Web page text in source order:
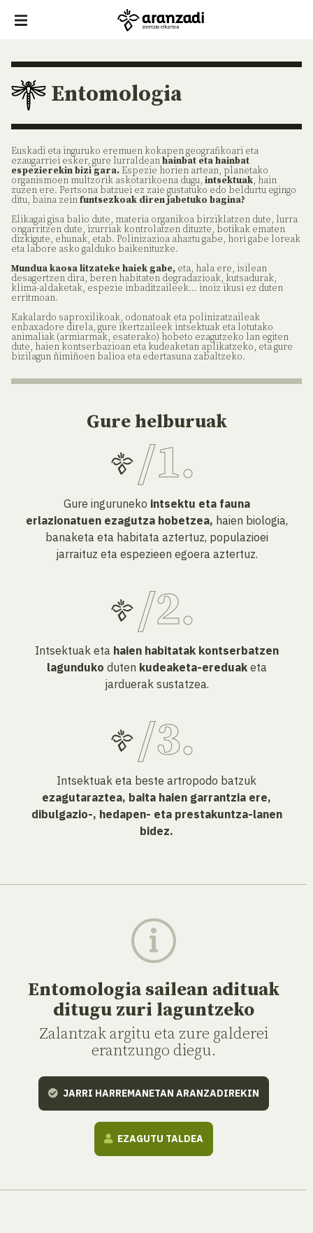
Entomologia
Euskadi eta inguruko eremuen kokapen geografikoari eta
ezaugarriei esker, gure lurraldeanhainbat eta hainbat
espezierekin bizi gara. Espezie horien artean, planetako
organismoen multzorik askotarikoena dugu, intsektuak, hain
zuzen ere. Pertsona batzuei ez zaie gustatuko edo beldurtu egingo
ditu, baina zeinfuntsezkoak diren jabetuko bagina?
Elikagai gisa balio dute, materia organikoa birziklatzen dute, lurra
ongarritzen dute, izurriak kontrolatzen dituzte, botikak ematen
dizkigute, ehunak, etab. Polinizazioa ahaztu gabe, hori gabe loreak
eta labore asko galduko baikenituzke.
Mundua kaosa litzateke haiek gabe, eta, hala ere, isilean
desagertzen dira, beren habitaten degradazioak, kutsadurak,
klima-aldaketak, espezie inbaditzaileek... inoiz ikusi ez duten
erritmoan.
Kakalardo saproxilikoak, odonatoak eta polinizatzaileak
enbaxadore direla, gure ikertzaileek intsektuak eta lotutako
animaliak (armiarmak, esaterako) hobeto ezagutzeko lan egiten
dute, haien kontserbazioan eta kudeaketan aplikatzeko, eta gure
bizilagun ñimiñoen balioa eta edertasuna zabaltzeko.
Gure helburuak
Gure inguruneko intsektu eta fauna
erlazionatuen ezagutza hobetzea, haien biologia,
banaketa eta habitata aztertuz, populazioei
jarraituz eta espezieen egoera aztertuz.
Intsektuak eta haien habitatak kontserbatzen
lagunduko duten kudeaketa-ereduaketa
jarduerak sustatzea.
Intsektuak eta beste artropodo batzuk
ezagutaraztea, baita haien garrantzia ere,
dibulgazio-, hedapen- eta prestakuntza-lanen
bidez.
Entomologia sailean adituak
ditugu zuri laguntzeko
Zalantzak argitu eta zure galderei
erantzungo diegu.
JARRI HARREMANETAN ARANZADIREKIN
EZAGUTU TALDEA